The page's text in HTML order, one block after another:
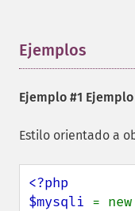
Ejemplos
Ejemplo #1
Estilo orientado a
<?php
$mysqli = new